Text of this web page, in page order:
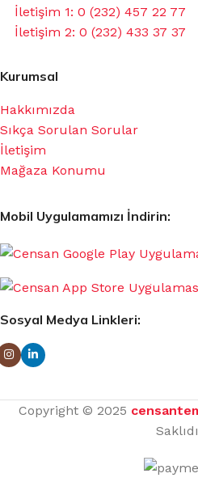
İletişim 1: 0 (232) 457 22 77
İletişim 2: 0 (232) 433 37 37
Kurumsal
Hakkımızda
Sıkça Sorulan Sorular
İletişim
Mağaza Konumu
Mobil Uygulamamızı İndirin:
Sosyal Medya Linkleri:
Copyright © 2025